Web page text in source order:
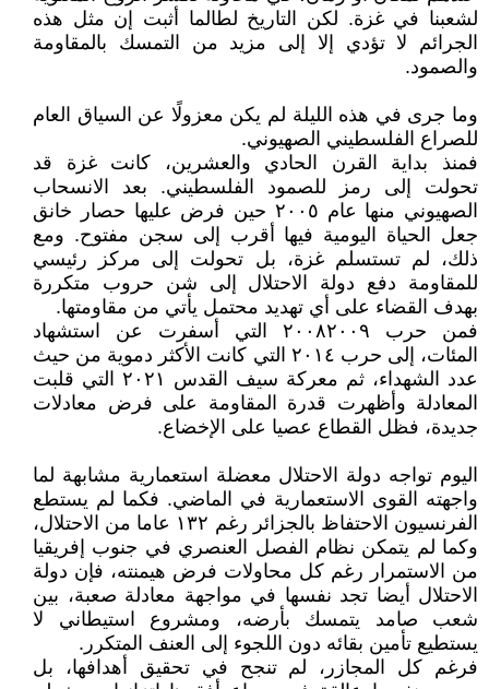
لشعبنا في غزة. لكن التاريخ لطالما أثبت إن مثل هذه
الجرائم لا تؤدي إلا إلى مزيد من التمسك بالمقاومة
والصمود.
وما جرى في هذه الليلة لم يكن معزولًا عن السياق العام
للصراع الفلسطيني الصهيوني.
فمنذ بداية القرن الحادي والعشرين، كانت غزة قد
تحولت إلى رمز للصمود الفلسطيني. بعد الانسحاب
الصهيوني منها عام ٢٠٠٥ حين فرض عليها حصار خانق
جعل الحياة اليومية فيها أقرب إلى سجن مفتوح. ومع
ذلك، لم تستسلم غزة، بل تحولت إلى مركز رئيسي
للمقاومة دفع دولة الاحتلال إلى شن حروب متكررة
بهدف القضاء على أي تهديد محتمل يأتي من مقاومتها.
فمن حرب ٢٠٠٨٢٠٠٩ التي أسفرت عن استشهاد
المئات، إلى حرب ٢٠١٤ التي كانت الأكثر دموية من حيث
عدد الشهداء، ثم معركة سيف القدس ٢٠٢١ التي قلبت
المعادلة وأظهرت قدرة المقاومة على فرض معادلات
جديدة، فظل القطاع عصيا على الإخضاع.
اليوم تواجه دولة الاحتلال معضلة استعمارية مشابهة لما
واجهته القوى الاستعمارية في الماضي. فكما لم يستطع
الفرنسيون الاحتفاظ بالجزائر رغم ١٣٢ عاما من الاحتلال،
وكما لم يتمكن نظام الفصل العنصري في جنوب إفريقيا
من الاستمرار رغم كل محاولات فرض هيمنته، فإن دولة
الاحتلال أيضا تجد نفسها في مواجهة معادلة صعبة، بين
شعب صامد يتمسك بأرضه، ومشروع استيطاني لا
يستطيع تأمين بقائه دون اللجوء إلى العنف المتكرر.
فرغم كل المجازر، لم تنجح في تحقيق أهدافها، بل